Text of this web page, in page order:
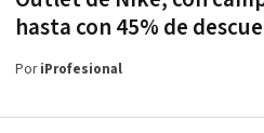
hasta con 45% de
PoriProfesional